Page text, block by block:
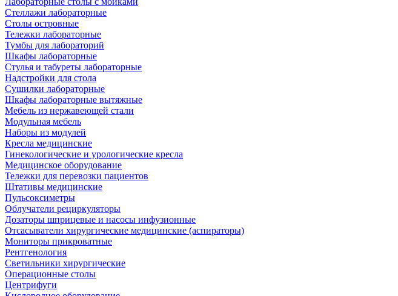
Стеллажи лабораторные
Столы островные
Тележки лабораторные
Тумбы для лабораторий
Шкафы лабораторные
Стулья и табуреты лабораторные
Надстройки для стола
Сушилки лабораторные
Шкафы лабораторные вытяжные
Мебель из нержавеющей стали
Модульная мебель
Наборы из модулей
Кресла медицинские
Гинекологические и урологические кресла
Медицинское оборудование
Тележки для перевозки пациентов
Штативы медицинские
Пульсоксиметры
Облучатели рециркуляторы
Дозаторы шприцевые и насосы инфузионные
Отсасыватели хирургические медицинские (аспираторы)
Мониторы прикроватные
Рентгенология
Светильники хирургические
Операционные столы
Центрифуги